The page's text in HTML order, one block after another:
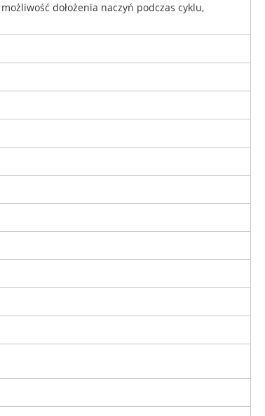
dołożenia naczyń podczas cyklu,